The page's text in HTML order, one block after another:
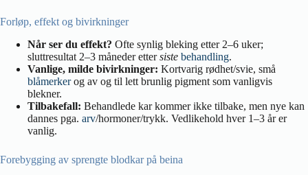
Forløp, effekt og bivirkninger
Når ser du effekt? Ofte synlig bleking etter 2–6 uker;
sluttresultat 2–3 måneder ettersiste behandling.
Vanlige, milde bivirkninger: Kortvarig rødhet/svie, små
blåmerkerog av og til lett brunlig pigment som vanligvis
blekner.
Tilbakefall: Behandlede kar kommer ikke tilbake, men nye kan
dannes pga. arv/hormoner/trykk. Vedlikehold hver 1–3 år er
vanlig.
Forebygging av sprengte blodkar på beina